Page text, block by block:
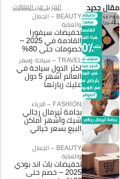
مقال جديد
المزيد من المقالات
BEAUTY – الجمال
والعناية
تخفيضات سيفورا
القادمة في 2025 –
خصومات حتى 80%
TRAVEL – سياحة وسفر
اكثر الدول سياحة في
العالم أشهر 5 دول
عليك زيارتها
FASHION – الازياء
بجامة ثيرمال رجالي
شيك وأشهر أماكن
البيع بسعر خيالي
BEAUTY – الجمال
والعناية
تخفيضات باث اند بودي
2025 – خصم حتى